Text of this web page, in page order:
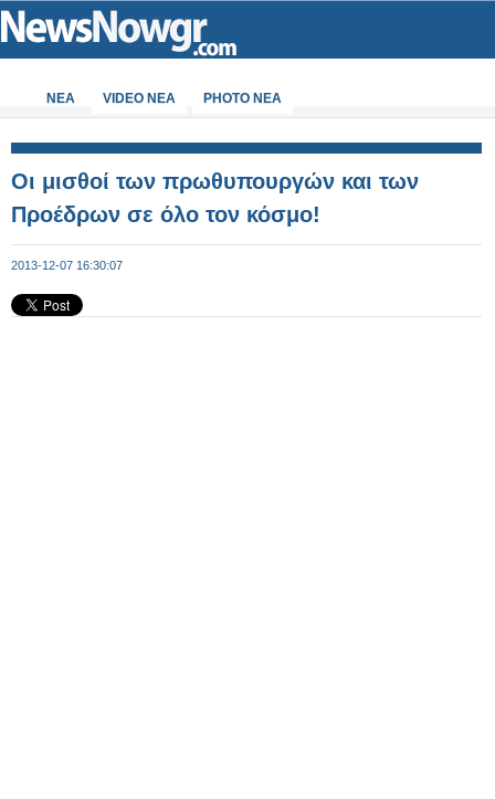
ΝΕΑ VIDEO NEA PHOTO NEA
Οι μισθοί των πρωθυπουργών και των
Προέδρων σε όλο τον κόσμο!
2013-12-07 16:30:07